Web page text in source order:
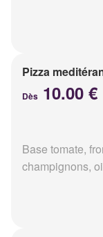
Pizza
Dès 10.00 €
Base tomate,
champignons,